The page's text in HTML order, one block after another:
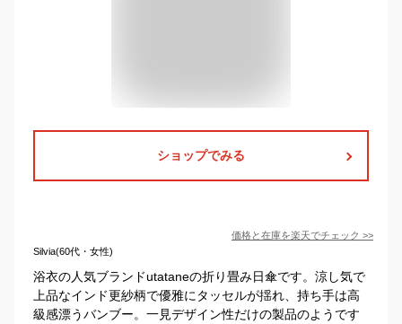
ショップでみる
価格と在庫を楽天でチェック >>
Silvia(60代・女性)
浴衣の人気ブランドutataneの折り畳み日傘です。涼し気で
上品なインド更紗柄で優雅にタッセルが揺れ、持ち手は高
級感漂うバンブー。一見デザイン性だけの製品のようです